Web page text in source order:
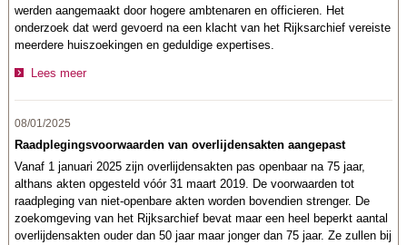
werden aangemaakt door hogere ambtenaren en officieren. Het
onderzoek dat werd gevoerd na een klacht van het Rijksarchief vereiste
meerdere huiszoekingen en geduldige expertises.
Lees meer
08/01/2025
Raadplegingsvoorwaarden van overlijdensakten aangepast
Vanaf 1 januari 2025 zijn overlijdensakten pas openbaar na 75 jaar,
althans akten opgesteld vóór 31 maart 2019. De voorwaarden tot
raadpleging van niet-openbare akten worden bovendien strenger. De
zoekomgeving van het Rijksarchief bevat maar een heel beperkt aantal
overlijdensakten ouder dan 50 jaar maar jonger dan 75 jaar. Ze zullen bij